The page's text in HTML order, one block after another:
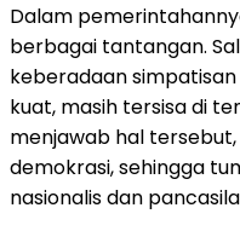
Dalam
berbagai tantangan.
keberadaan simpatisan
kuat, masih tersisa di
menjawab hal
demokrasi, sehingga
nasionalis dan